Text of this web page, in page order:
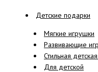
Детские подарки
Мягкие игрушки
Развивающие
Стильная
Для детской